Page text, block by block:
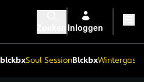
Inloggen
blckbxSoul SessionBlckbx